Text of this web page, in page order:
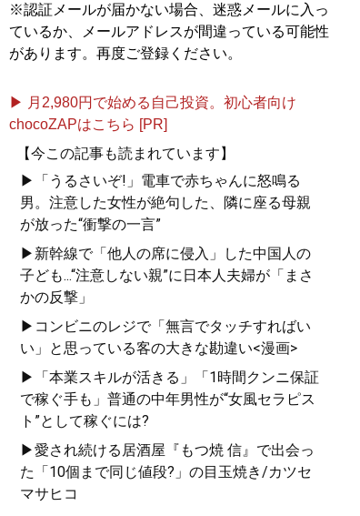
※認証メールが届かない場合、迷惑メールに入っ
ているか、メールアドレスが間違っている可能性
があります。再度ご登録ください。
▶ 月2,980円で始める自己投資。初心者向け
chocoZAPはこちら [PR]
【今この記事も読まれています】
▶「うるさいぞ!」電車で赤ちゃんに怒鳴る
男。注意した女性が絶句した、隣に座る母親
が放った“衝撃の一言”
▶新幹線で「他人の席に侵入」した中国人の
子ども...“注意しない親”に日本人夫婦が「まさ
かの反撃」
▶コンビニのレジで「無言でタッチすればい
い」と思っている客の大きな勘違い<漫画>
▶「本業スキルが活きる」「1時間クンニ保証
で稼ぐ手も」普通の中年男性が“女風セラピス
ト”として稼ぐには?
▶愛され続ける居酒屋『もつ焼 信』で出会っ
た「10個まで同じ値段?」の目玉焼き/カツセ
マサヒコ